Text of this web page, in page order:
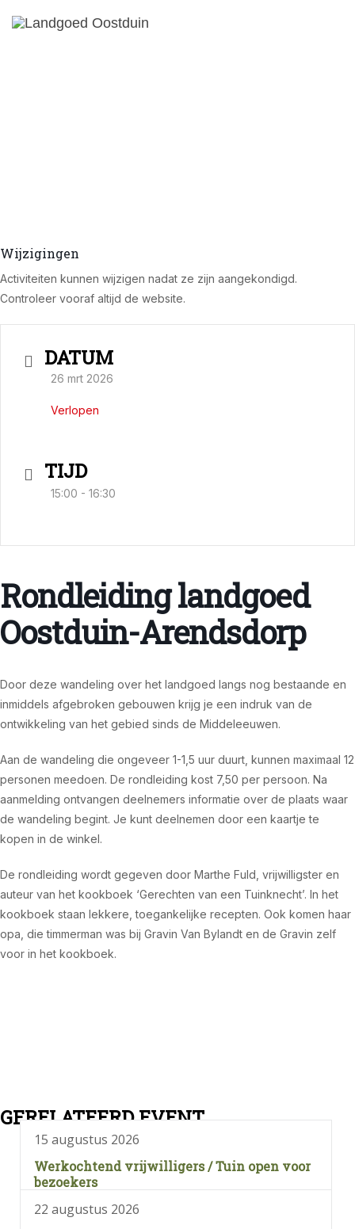
Wijzigingen
Activiteiten kunnen wijzigen nadat ze zijn aangekondigd.
Controleer vooraf altijd de website.
DATUM
26 mrt 2026
Verlopen
TIJD
15:00 - 16:30
Rondleiding landgoed
Oostduin-Arendsdorp
Door deze wandeling over het landgoed langs nog bestaande en
inmiddels afgebroken gebouwen krijg je een indruk van de
ontwikkeling van het gebied sinds de Middeleeuwen.
Aan de wandeling die ongeveer 1-1,5 uur duurt, kunnen maximaal 12
personen meedoen. De rondleiding kost 7,50 per persoon. Na
aanmelding ontvangen deelnemers informatie over de plaats waar
de wandeling begint. Je kunt deelnemen door een kaartje te
kopen in de winkel.
De rondleiding wordt gegeven door Marthe Fuld, vrijwilligster en
auteur van het kookboek ‘Gerechten van een Tuinknecht’. In het
kookboek staan lekkere, toegankelijke recepten. Ook komen haar
opa, die timmerman was bij Gravin Van Bylandt en de Gravin zelf
voor in het kookboek.
GERELATEERD EVENT
15 augustus 2026
Werkochtend vrijwilligers / Tuin open voor
bezoekers
22 augustus 2026